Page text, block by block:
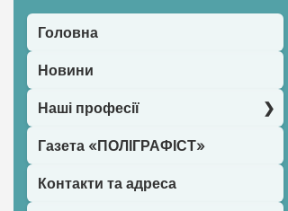
Головна
Новини
Наші професії
Газета «ПОЛІГРАФІСТ»
Контакти та адреса